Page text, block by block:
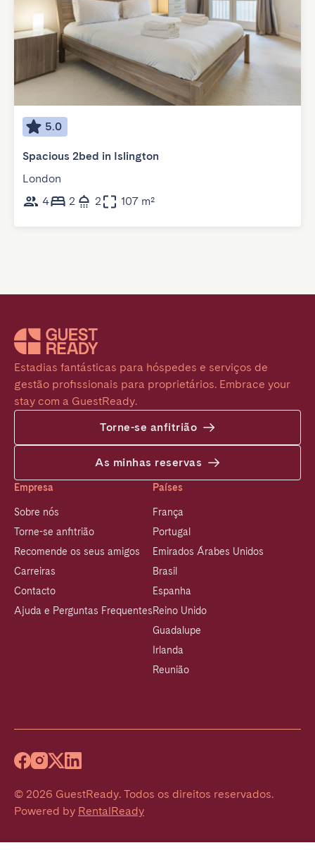
5.0
Spacious 2bed in Islington
London
4
2 2 107 m²
Estadias fantásticas para hóspedes e serviços de
gestão profissionais para proprietários. Embrace your
stay com a GuestReady.
Torne-se anfitrião
As minhas reservas
Empresa
Sobre nós
Torne-se anfitrião
Recomende os seus amigos
Carreiras
Contacto
Ajuda e Perguntas Frequentes
Países
França
Portugal
Emirados Árabes Unidos
Brasil
Espanha
Reino Unido
Guadalupe
Irlanda
Reunião
© 2026 GuestReady. Todos os direitos reservados.
Powered by RentalReady